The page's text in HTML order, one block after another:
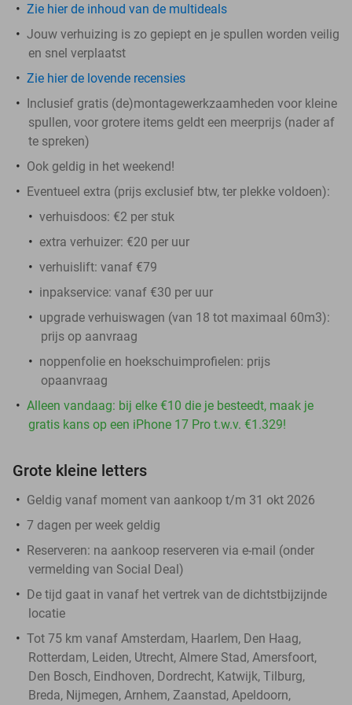
Zie hier de inhoud van de multideals
Jouw verhuizing is zo gepiept en je spullen worden veilig
en snel verplaatst
Zie hier de lovende recensies
Inclusief gratis (de)montagewerkzaamheden voor kleine
spullen, voor grotere items geldt een meerprijs (nader af
te spreken)
Ook geldig in het weekend!
Eventueel extra (prijs exclusief btw, ter plekke voldoen):
verhuisdoos: €2 per stuk
extra verhuizer: €20 per uur
verhuislift: vanaf €79
inpakservice: vanaf €30 per uur
upgrade verhuiswagen (van 18 tot maximaal 60m3):
prijs op aanvraag
noppenfolie en hoekschuimprofielen: prijs
opaanvraag
Alleen vandaag: bij elke €10 die je besteedt, maak je
gratis kans op een iPhone 17 Pro t.w.v. €1.329!
Grote kleine letters
Geldig vanaf moment van aankoop t/m 31 okt 2026
7 dagen per week geldig
Reserveren: na aankoop reserveren via e-mail (onder
vermelding van Social Deal)
De tijd gaat in vanaf het vertrek van de dichtstbijzijnde
locatie
Tot 75 km vanaf Amsterdam, Haarlem, Den Haag,
Rotterdam, Leiden, Utrecht, Almere Stad, Amersfoort,
Den Bosch, Eindhoven, Dordrecht, Katwijk, Tilburg,
Breda, Nijmegen, Arnhem, Zaanstad, Apeldoorn,